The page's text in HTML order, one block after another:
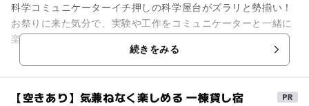
科学コミュニケーターイチ押しの科学屋台がズラリと勢揃い！
お祭りに来た気分で、実験や工作をコミュニケーターと一緒に
楽しみながら、 科学のふしぎを発見しよう！ 【講師】しずお
続きをみる
【空きあり】気兼ねなく楽しめる 一棟貸し宿